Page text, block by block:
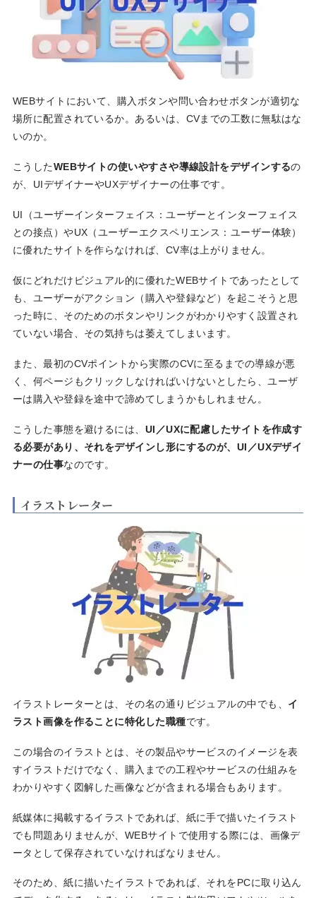
WEBサイトにおいて、購入ボタンや問い合わせボタンが適切な
場所に配置されているか。あるいは、CVまでの工数に無駄はな
いのか。
こうしたWEBサイトの使いやすさや導線設計をデザインするの
が、UIデザイナーやUXデザイナーの仕事です。
UI（ユーザーインターフェイス：ユーザーとインターフェイス
との接点）やUX（ユーザーエクスペリエンス：ユーザー体験）
に優れたサイトを作らなければ、CV率は上がりません。
仮にどれだけビジュアル的に優れたWEBサイトであったとして
も、ユーザーがアクション（購入や登録など）を起こそうと思
った時に、そのためのボタンやリンクがわかりやすく設置され
ていない場合、その気持ちは萎えてしまいます。
また、最初のCVポイントから実際のCVに至るまでの導線が悪
く、何ページもクリックしなければいけないとしたら、ユーザ
ーは購入や登録を途中で諦めてしまうかもしれません。
こうした事態を避けるには、 UI／UXに配慮したサイトを作成す
る必要があり、それをデザインし形にするのが、UI／UXデザイ
ナーの仕事なのです。
イラストレーター
イラストレーターとは、その名の通りビジュアルの中でも、 イ
ラスト画像を作ることに特化した職種です。
この場合のイラストとは、その製品やサービスのイメージを表
すイラストだけでなく、購入までの工程やサービスの仕組みを
わかりやすく図解した画像などが含まれる場合もあります。
紙媒体に掲載するイラストであれば、紙に手で描いたイラスト
でも問題ありませんが、WEBサイトで使用する際には、画像デ
ータとして保存されていなければなりません。
そのため、紙に描いたイラストであれば、それをPCに取り込ん